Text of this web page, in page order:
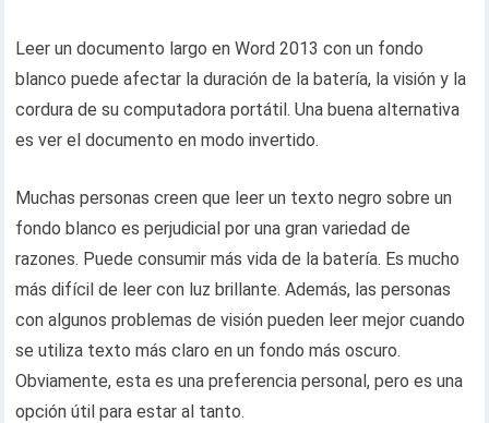
Leer un documento largo en Word 2013 con un fondo
blanco puede afectar la duración de la batería, la visión y la
cordura de su computadora portátil. Una buena alternativa
es ver el documento en modo invertido.
Muchas personas creen que leer un texto negro sobre un
fondo blanco es perjudicial por una gran variedad de
razones. Puede consumir más vida de la batería. Es mucho
más difícil de leer con luz brillante. Además, las personas
con algunos problemas de visión pueden leer mejor cuando
se utiliza texto más claro en un fondo más oscuro.
Obviamente, esta es una preferencia personal, pero es una
opción útil para estar al tanto.